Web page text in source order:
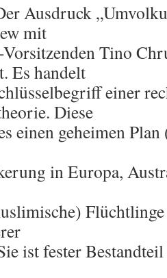
Ausdruck
mit
Tino
Es handelt
einer
Diese
einen geheimen
in Europa,
ist fester